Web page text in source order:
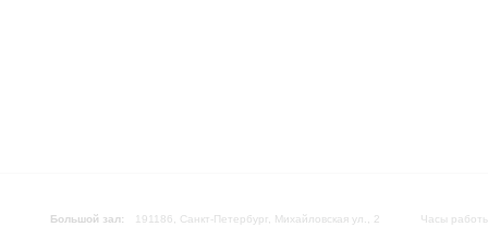
Большой зал:
191186, Санкт-Петербург, Михайловская ул., 2
Часы